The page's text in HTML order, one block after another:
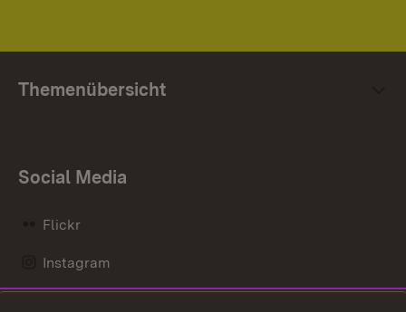
Themenübersicht
Social Media
Flickr
Instagram